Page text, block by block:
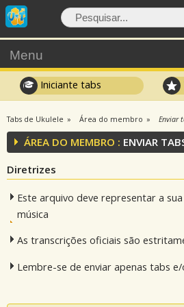
Menu
Iniciante tabs
Tabs de Ukulele Área do membro Enviar
ÁREA DO MEMBRO : ENVIAR
Diretrizes
Este arquivo deve representar a
música
As transcrições oficiais são
Lembre-se de enviar apenas tabs